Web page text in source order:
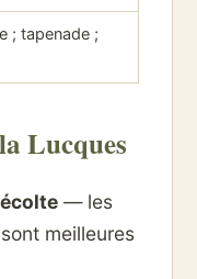
; tapenade ;
Lucques
— les
meilleures